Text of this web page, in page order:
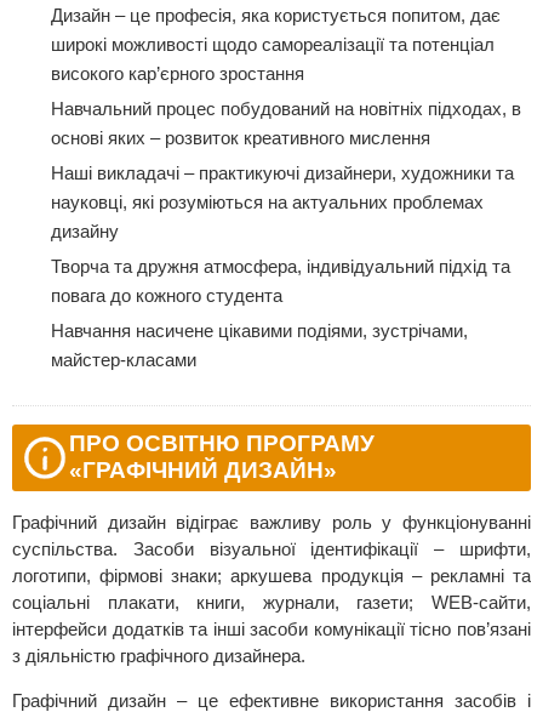
Дизайн – це професія, яка користується попитом, дає
широкі можливості щодо самореалізації та потенціал
високого кар’єрного зростання
Навчальний процес побудований на новітніх підходах, в
основі яких – розвиток креативного мислення
Наші викладачі – практикуючі дизайнери, художники та
науковці, які розуміються на актуальних проблемах
дизайну
Творча та дружня атмосфера, індивідуальний підхід та
повага до кожного студента
Навчання насичене цікавими подіями, зустрічами,
майстер-класами
ПРО ОСВІТНЮ ПРОГРАМУ
«ГРАФІЧНИЙ ДИЗАЙН»
Графічний дизайн відіграє важливу роль у функціонуванні
суспільства. Засоби візуальної ідентифікації – шрифти,
логотипи, фірмові знаки; аркушева продукція – рекламні та
соціальні плакати, книги, журнали, газети; WEB-сайти,
інтерфейси додатків та інші засоби комунікації тісно пов’язані
з діяльністю графічного дизайнера.
Графічний дизайн – це ефективне використання засобів і